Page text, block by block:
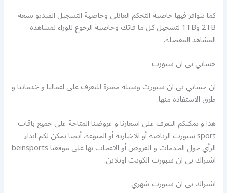
كما تتوافر فيها خاصية التحكم العائلي وخاصية التسجيل الفيديو بسعة
2TB و1TB لتسجيل كل ما فاتك وخاصية الرجوع للوراء لمشاهدة
المشاهد المفضلة.
حسابي بي ان سبورت
ان حسابي بى ان سبورت وسيلة مميزة للتعرف على اعمالنا و خدماتنا و
طرق الاستفادة منها.
هذا و يمكنكم التعرف على اسعارنا و عروضنا المتاحة على جميع باقات
sport سبورت الرياضة أو الاخبارية أو المنوعة. أيضا يمكن لكم ابداء
الرأي حول الخدمات و العروض أو الاعجاب بها على موقعنا beinsports
اشتراك بي ان سبورت الكويت اونلاين.
اشتراك بي ان سبورت شهري